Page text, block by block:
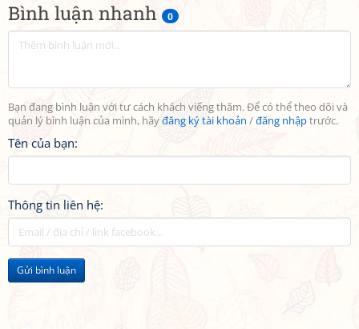
Bình luận nhanh 0
Bạn đang bình luận với tư cách khách viếng thăm. Để có thể theo dõi và
quản lý bình luận của mình, hãyđăng ký tài khoản /đăng nhậptrước.
Tên của bạn:
Thông tin liên hệ:
Gửi bình luận